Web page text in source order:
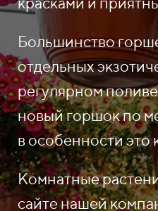
Большинство
отдельных
регулярном
новый горшок по
в особенности это
Комнатные
сайте нашей